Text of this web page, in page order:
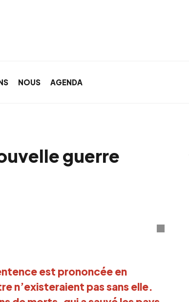
NOUS AGENDA
guerre
est prononcée en
n’existeraient pas sans elle.